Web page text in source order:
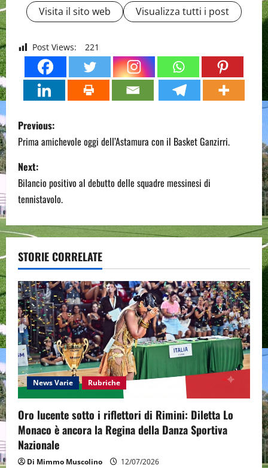
Visita il sito web Visualizza tutti i post
Post Views: 221
P
o
s
t
n
a
v
i
g
a
t
i
o
n
Previous:
Prima amichevole oggi dell’Astamura con il Basket Ganzirri.
Next:
Bilancio positivo al debutto delle squadre messinesi di
tennistavolo.
STORIE CORRELATE
News Varie Rubriche
Oro lucente sotto i riflettori di Rimini: Diletta Lo
Monaco è ancora la Regina della Danza Sportiva
Nazionale
Di Mimmo Muscolino 12/07/2026